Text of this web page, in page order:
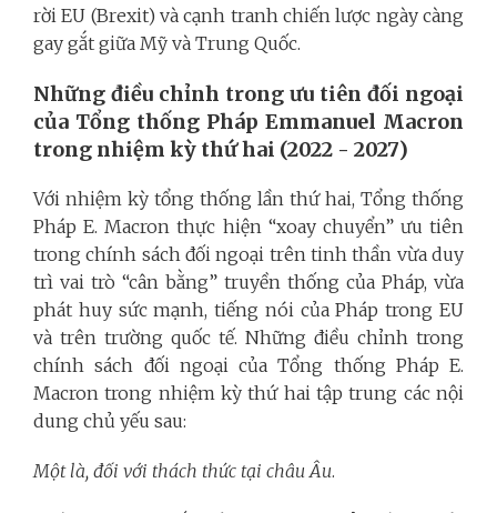
rời EU (Brexit) và cạnh tranh chiến lược ngày càng
gay gắt giữa Mỹ và Trung Quốc.
Những điều chỉnh trong ưu tiên đối ngoại
của Tổng thống Pháp Emmanuel Macron
trong nhiệm kỳ thứ hai (2022 - 2027)
Với nhiệm kỳ tổng thống lần thứ hai, Tổng thống
Pháp E. Macron thực hiện “xoay chuyển” ưu tiên
trong chính sách đối ngoại trên tinh thần vừa duy
trì vai trò “cân bằng” truyền thống của Pháp, vừa
phát huy sức mạnh, tiếng nói của Pháp trong EU
và trên trường quốc tế. Những điều chỉnh trong
chính sách đối ngoại của Tổng thống Pháp E.
Macron trong nhiệm kỳ thứ hai tập trung các nội
dung chủ yếu sau:
Một là, đối với thách thức tại châu Âu.